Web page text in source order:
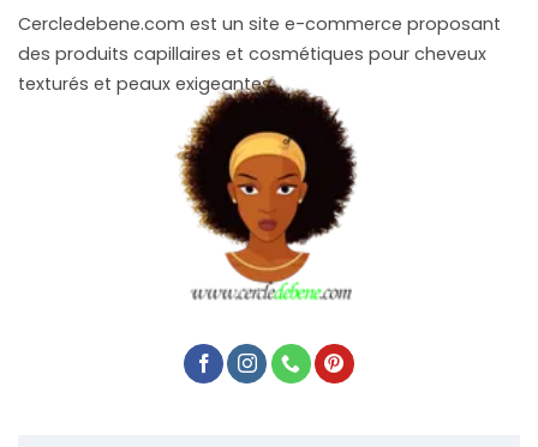
Cercledebene.com est un site e-commerce proposant
des produits capillaires et cosmétiques pour cheveux
texturés et peaux exigeantes.